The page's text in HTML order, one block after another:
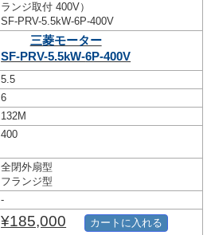
ランジ取付 400V）
SF-PRV-5.5kW-6P-400V
三菱モーター
SF-PRV-5.5kW-6P-400V
5.5
6
132M
400
全閉外扇型
フランジ型
-
¥185,000 カートに入れる